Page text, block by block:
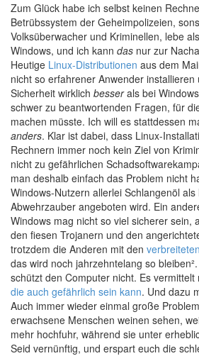
Zum Glück habe ich selbst keinen
Betrübssystem der Geheimpolizeien,
Volksüberwacher und Kriminellen, lebe
Windows, und ich kann das nur zur
Heutige Linux-Distributionen aus dem
nicht so erfahrener Anwender installieren
Sicherheit wirklich besserals bei
schwer zu beantwortenden Fragen, für
machen müsste. Ich will es stattdessen
anders. Klar ist dabei, dass Linux-
Rechnern immer noch kein Ziel von
nicht zu gefährlichen
man deshalb einfach das Problem nicht
Windows-Nutzern allerlei Schlangenöl
Abwehrzauber angeboten wird. Ein
Windows mag nicht so viel sicherer sein,
den fiesen Trojanern und den
trotzdem die Anderen mit den
das wird noch jahrzehntelang so
schützt den Computer nicht. Es vermittelt
die auch gefährlich sein kann. Und dazu
Auch immer wieder einmal große
erwachsene Menschen weinen sehen,
mehr hochfuhr, während sie unter
Seid vernünftig, und erspart euch die